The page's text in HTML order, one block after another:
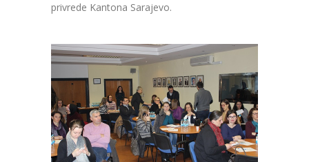
privrede Kantona Sarajevo.